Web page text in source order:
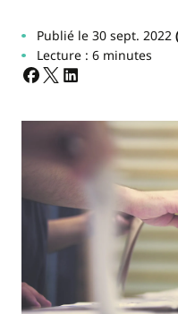
Publié le 30 sept. 2022
Lecture : 6 minutes